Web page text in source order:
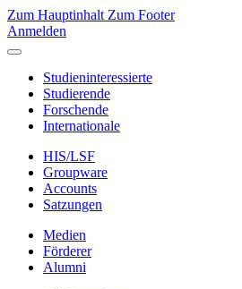
Zum Hauptinhalt Zum Footer
Anmelden
Studieninteressierte
Studierende
Forschende
Internationale
HIS/LSF
Groupware
Accounts
Satzungen
Medien
Förderer
Alumni